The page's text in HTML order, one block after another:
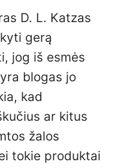
D. L. Katzas
gerą
jog iš esmės
blogas jo
kad
ar kitus
žalos
tokie produktai